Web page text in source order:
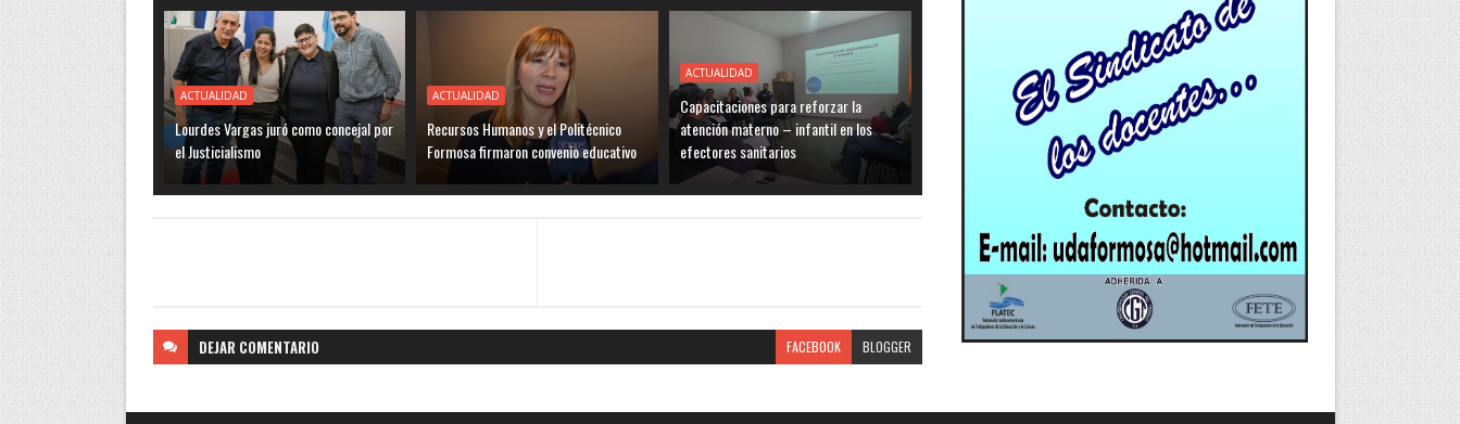
ACTUALIDAD
Lourdes Vargas juró como concejal por
el Justicialismo
ACTUALIDAD
Recursos Humanos y el Politécnico
Formosa firmaron convenio educativo
ACTUALIDAD
Capacitaciones para reforzar la
atención materno – infantil en los
efectores sanitarios
DEJAR COMENTARIO FACEBOOK BLOGGER